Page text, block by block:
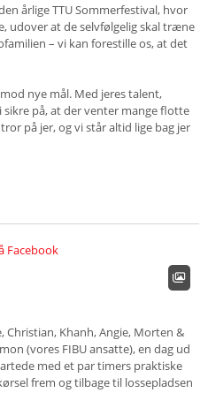
årlige TTU Sommerfestival, hvor
udover at de selvfølgelig skal træne
– vi kan forestille os, at det
nye mål. Med jeres talent,
på, at der venter mange flotte
på jer, og vi står altid lige bag jer
Christian, Khanh, Angie, Morten &
(vores FIBU ansatte), en dag ud
med et par timers praktiske
frem og tilbage til lossepladsen